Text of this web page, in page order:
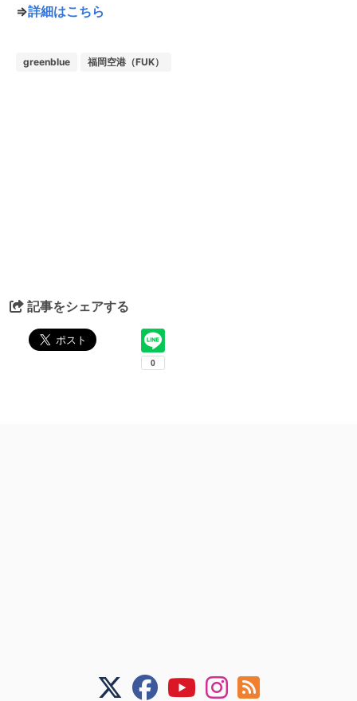
⇒詳細はこちら
greenblue 福岡空港（FUK）
記事をシェアする